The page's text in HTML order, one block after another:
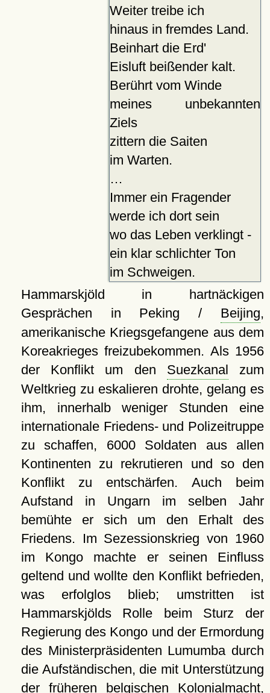
Weiter treibe ich
hinaus in fremdes Land.
Beinhart die Erd'
Eisluft beißender kalt.
Berührt vom Winde
meines unbekannten
Ziels
zittern die Saiten
im Warten.
…
Immer ein Fragender
werde ich dort sein
wo das Leben verklingt -
ein klar schlichter Ton
im Schweigen.
Hammarskjöld in hartnäckigen
Gesprächen in Peking / Beijing,
amerikanische Kriegsgefangene aus dem
Koreakrieges freizubekommen. Als 1956
der Konflikt um den Suezkanal zum
Weltkrieg zu eskalieren drohte, gelang es
ihm, innerhalb weniger Stunden eine
internationale Friedens- und Polizeitruppe
zu schaffen, 6000 Soldaten aus allen
Kontinenten zu rekrutieren und so den
Konflikt zu entschärfen. Auch beim
Aufstand in Ungarn im selben Jahr
bemühte er sich um den Erhalt des
Friedens. Im Sezessionskrieg von 1960
im Kongo machte er seinen Einfluss
geltend und wollte den Konflikt befrieden,
was erfolglos blieb; umstritten ist
Hammarskjölds Rolle beim Sturz der
Regierung des Kongo und der Ermordung
des Ministerpräsidenten Lumumba durch
die Aufständischen, die mit Unterstützung
der früheren belgischen Kolonialmacht,